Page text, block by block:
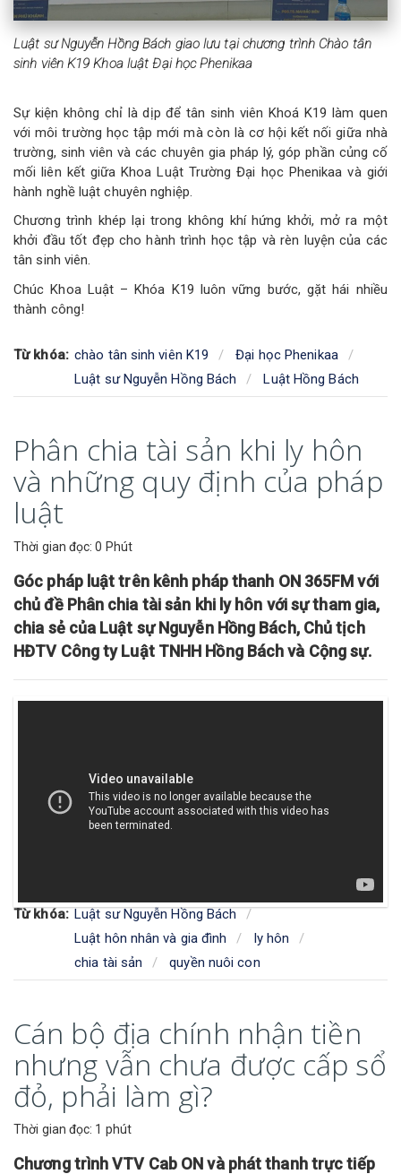
Luật sư Nguyễn Hồng Bách giao lưu tại chương trình Chào tân
sinh viên K19 Khoa luật Đại học Phenikaa
Sự kiện không chỉ là dịp để tân sinh viên Khoá K19 làm quen
với môi trường học tập mới mà còn là cơ hội kết nối giữa nhà
trường, sinh viên và các chuyên gia pháp lý, góp phần củng cố
mối liên kết giữa Khoa Luật Trường Đại học Phenikaa và giới
hành nghề luật chuyên nghiệp.
Chương trình khép lại trong không khí hứng khởi, mở ra một
khởi đầu tốt đẹp cho hành trình học tập và rèn luyện của các
tân sinh viên.
Chúc Khoa Luật – Khóa K19 luôn vững bước, gặt hái nhiều
thành công!
Từ khóa: chào tân sinh viên K19
Đại học Phenikaa
Luật sư Nguyễn Hồng Bách
Luật Hồng Bách
Phân chia tài sản khi ly hôn
và những quy định của pháp
luật
Thời gian đọc: 0 Phút
Góc pháp luật trên kênh pháp thanh ON 365FM với
chủ đề Phân chia tài sản khi ly hôn với sự tham gia,
chia sẻ của Luật sự Nguyễn Hồng Bách, Chủ tịch
HĐTV Công ty Luật TNHH Hồng Bách và Cộng sự.
Từ khóa: Luật sư Nguyễn Hồng Bách
Luật hôn nhân và gia đình
ly hôn
chia tài sản
quyền nuôi con
Cán bộ địa chính nhận tiền
nhưng vẫn chưa được cấp sổ
đỏ, phải làm gì?
Thời gian đọc: 1 phút
Chương trình VTV Cab ON và phát thanh trực tiếp